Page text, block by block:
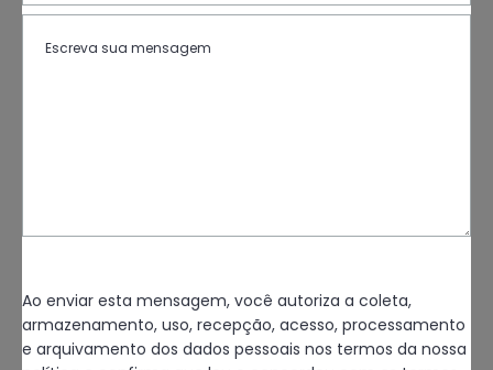
Ao enviar esta mensagem, você autoriza a coleta,
armazenamento, uso, recepção, acesso, processamento
e arquivamento dos dados pessoais nos termos da nossa